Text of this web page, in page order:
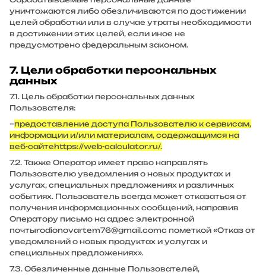
уничтожаются либо обезличиваются по достижении
целей обработки или в случае утраты необходимости
в достижении этих целей, если иное не
предусмотрено федеральным законом.
7. Цели обработки персональных
данных
7.1. Цель обработки персональных данных
Пользователя:
–предоставление доступа Пользователю к сервисам,
информации и/или материалам, содержащимся на
веб-сайтеhttps://web-calculator.ru/.
7.2. Также Оператор имеет право направлять
Пользователю уведомления о новых продуктах и
услугах, специальных предложениях и различных
событиях. Пользователь всегда может отказаться от
получения информационных сообщений, направив
Оператору письмо на адрес электронной
почтыrodionovartem76@gmail.comс пометкой «Отказ от
уведомлений о новых продуктах и услугах и
специальных предложениях».
7.3. Обезличенные данные Пользователей,